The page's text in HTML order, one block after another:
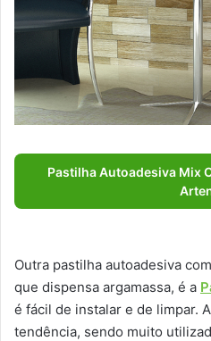
Pastilha Autoadesiva Mix
Outra pastilha autoadesiva
que dispensa argamassa, é a
é fácil de instalar e de limpar.
tendência, sendo muito